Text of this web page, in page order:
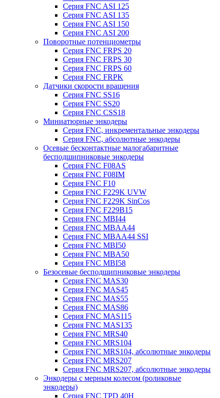
Серия FNC ASI 125
Серия FNC ASI 135
Серия FNC ASI 150
Серия FNC ASI 200
Поворотные потенциометры
Серия FNC FRPS 20
Серия FNC FRPS 30
Серия FNC FRPS 60
Серия FNC FRPK
Датчики скорости вращения
Серия FNC SS16
Серия FNC SS20
Серия FNC CSS18
Миниатюрные энкодеры
Серия FNC, инкрементальные энкодеры
Серия FNC, абсолютные энкодеры
Осевые бесконтактные малогабаритные
бесподшипниковые энкодеры
Серия FNC F08AS
Серия FNC F08IM
Серия FNC F10
Серия FNC F229K UVW
Серия FNC F229K SinCos
Серия FNC F229B15
Серия FNC MBI44
Серия FNC MBAA44
Серия FNC MBAA44 SSI
Серия FNC MBI50
Серия FNC MBA50
Серия FNC MBI58
Безосевые бесподшипниковые энкодеры
Серия FNC MAS30
Серия FNC MAS45
Серия FNC MAS55
Серия FNC MAS86
Серия FNC MAS115
Серия FNC MAS135
Серия FNC MRS40
Серия FNC MRS104
Серия FNC MRS104, абсолютные энкодеры
Серия FNC MRS207
Серия FNC MRS207, абсолютные энкодеры
Энкодеры с мерным колесом (роликовые
энкодеры)
Серия FNC TPD 40H